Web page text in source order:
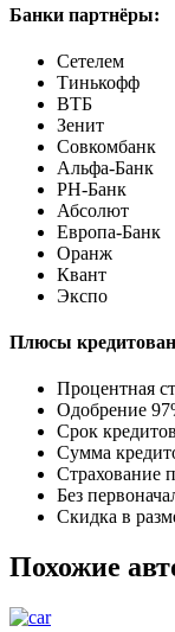
Банки партнёры:
Сетелем
Тинькофф
ВТБ
Зенит
Совкомбанк
Альфа-Банк
РН-Банк
Абсолют
Европа-Банк
Оранж
Квант
Экспо
Плюсы
Процентная
Одобрение
Срок
Сумма
Страхование
Без
Скидка в
Похожие